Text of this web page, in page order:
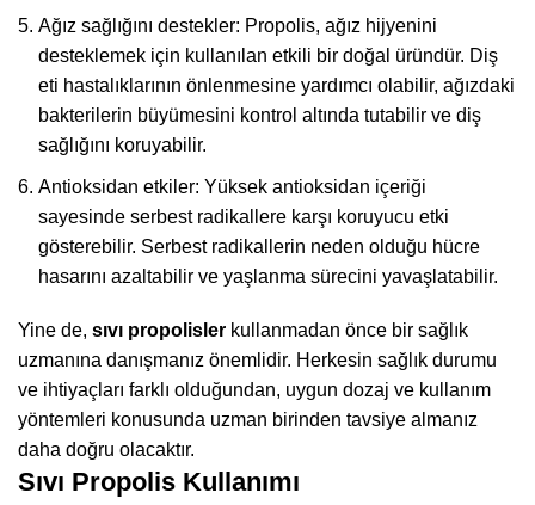
Ağız sağlığını destekler: Propolis, ağız hijyenini
desteklemek için kullanılan etkili bir doğal üründür. Diş
eti hastalıklarının önlenmesine yardımcı olabilir, ağızdaki
bakterilerin büyümesini kontrol altında tutabilir ve diş
sağlığını koruyabilir.
Antioksidan etkiler: Yüksek antioksidan içeriği
sayesinde serbest radikallere karşı koruyucu etki
gösterebilir. Serbest radikallerin neden olduğu hücre
hasarını azaltabilir ve yaşlanma sürecini yavaşlatabilir.
Yine de, sıvı propolisler kullanmadan önce bir sağlık
uzmanına danışmanız önemlidir. Herkesin sağlık durumu
ve ihtiyaçları farklı olduğundan, uygun dozaj ve kullanım
yöntemleri konusunda uzman birinden tavsiye almanız
daha doğru olacaktır.
Sıvı Propolis Kullanımı